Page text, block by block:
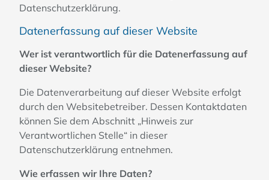
Datenschutzerklärung.
Datenerfassung auf dieser Website
Wer ist verantwortlich für die Datenerfassung auf
dieser Website?
Die Datenverarbeitung auf dieser Website erfolgt
durch den Websitebetreiber. Dessen Kontaktdaten
können Sie dem Abschnitt „Hinweis zur
Verantwortlichen Stelle“ in dieser
Datenschutzerklärung entnehmen.
Wie erfassen wir Ihre Daten?